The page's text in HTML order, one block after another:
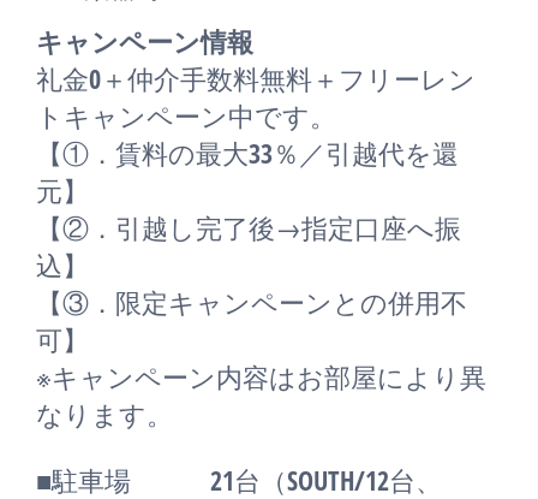
キャンペーン情報
礼金0＋仲介手数料無料＋ フリーレン
ト キャンペーン中です。
【①．賃料の最大33％／引越代を還
元】
【②．引越し完了後→指定口座へ振
込】
【③．限定キャンペーンとの併用不
可】
※キャンペーン内容はお部屋により異
なります。
■駐車場 21台（SOUTH/12台、